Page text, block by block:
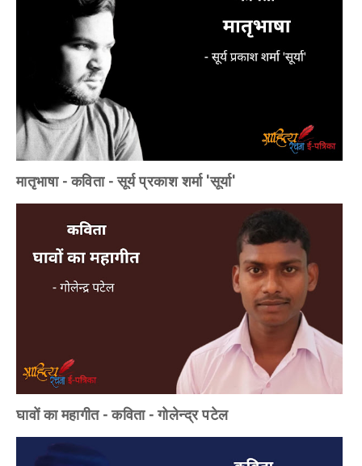
मातृभाषा - कविता - सूर्य प्रकाश शर्मा 'सूर्या'
घावों का महागीत - कविता - गोलेन्द्र पटेल